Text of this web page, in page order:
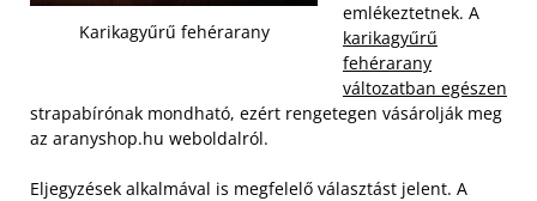
Karikagyűrű fehérarany
emlékeztetnek. A
karikagyűrű
fehérarany
változatban egészen
strapabírónak mondható, ezért rengetegen vásárolják meg
az aranyshop.hu weboldalról.
Eljegyzések alkalmával is megfelelő választást jelent. A